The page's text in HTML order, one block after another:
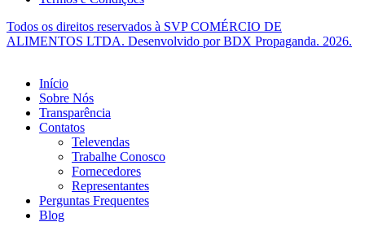
Todos os direitos reservados à SVP COMÉRCIO DE
ALIMENTOS LTDA. Desenvolvido porBDX Propaganda. 2026.
Início
Sobre Nós
Transparência
Contatos
Televendas
Trabalhe Conosco
Fornecedores
Representantes
Perguntas Frequentes
Blog